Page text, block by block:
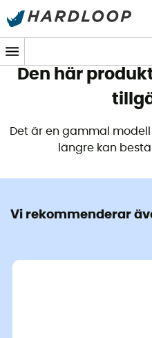
Sommarerbjudanden 🔥 -5
Den här
Det är en gammal
längre kan
Vi rekommenderar